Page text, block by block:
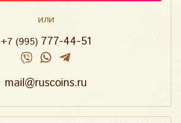
или
+7 (995) 777-44-51
mail@ruscoins.ru